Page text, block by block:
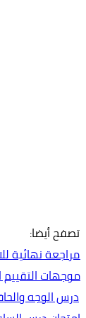
تصفح أيضا:
مراجعة نهائية
موجهات التقييم
درس الوجه